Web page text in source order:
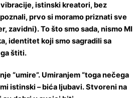
istinski kreatori, bez
prvo si moramo priznati sve
zavidni). To što smo sada, nismo MI
identitet koji smo sagradili sa
štiti.
“umire”. Umiranjem “toga nečega
istinski – bića ljubavi. Stvoreni na